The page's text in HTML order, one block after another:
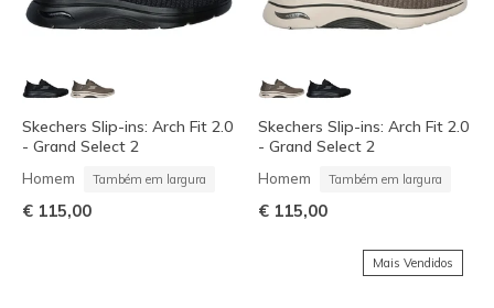
Skechers Slip-ins: Arch Fit 2.0
- Grand Select 2
Homem Também em largura
€ 115,00
Skechers Slip-ins: Arch Fit 2.0
- Grand Select 2
Homem Também em largura
€ 115,00
Mais Vendidos